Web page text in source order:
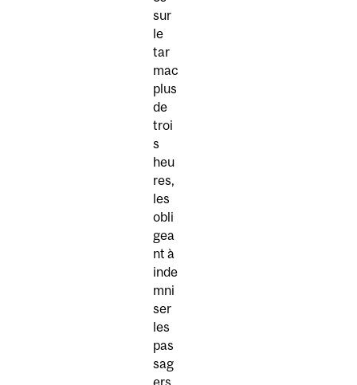
sur
le
tar
mac
plus
de
troi
s
heu
res,
les
obli
gea
nt à
inde
mni
ser
les
pas
sag
ers.